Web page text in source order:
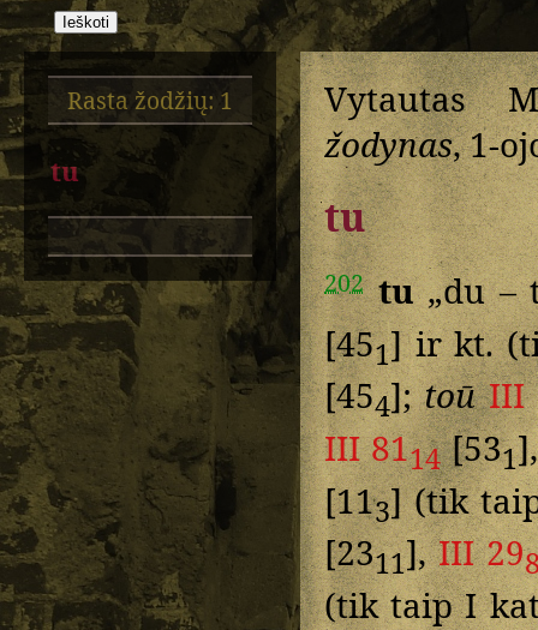
Rasta žodžių: 1
tu
Vytautas
žodynas, 1-
tu
202 tu„du –
[451] ir kt.
[454];toū III
III 8114[531
[113] (tik
[2311],III 29
(tik taip I